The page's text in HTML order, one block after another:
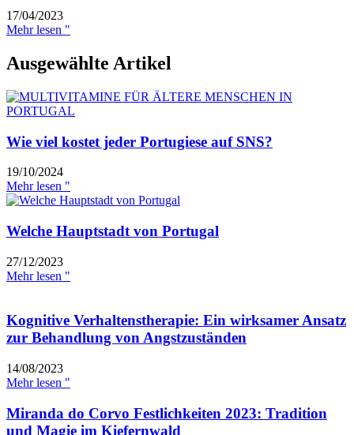
17/04/2023
Mehr lesen "
Ausgewählte Artikel
Wie viel kostet jeder Portugiese auf SNS?
19/10/2024
Mehr lesen "
Welche Hauptstadt von Portugal
27/12/2023
Mehr lesen "
Kognitive Verhaltenstherapie: Ein wirksamer Ansatz
zur Behandlung von Angstzuständen
14/08/2023
Mehr lesen "
Miranda do Corvo Festlichkeiten 2023: Tradition
und Magie im Kiefernwald